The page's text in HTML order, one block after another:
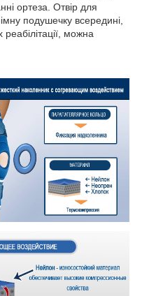
ортеза. Отвір для
подушечку всередині,
можна